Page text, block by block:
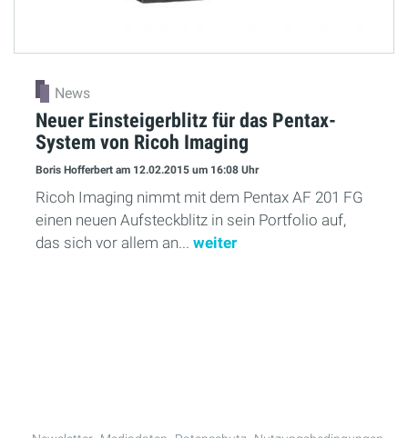
News
Neuer Einsteigerblitz für das Pentax-
System von Ricoh Imaging
Boris Hofferbert am 12.02.2015 um 16:08 Uhr
Ricoh Imaging nimmt mit dem Pentax AF 201 FG
einen neuen Aufsteckblitz in sein Portfolio auf,
das sich vor allem an... weiter